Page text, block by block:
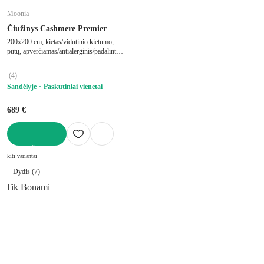
Moonia
Čiužinys Cashmere Premier
200x200 cm, kietas/vidutinio kietumo,
putų, apverčiamas/antialerginis/padalintas
užpildu, storis 27 cm, keliamoji galia 180
kg
(4)
Sandėlyje
Paskutiniai vienetai
689 €
kiti variantai
+ Dydis (7)
Tik Bonami